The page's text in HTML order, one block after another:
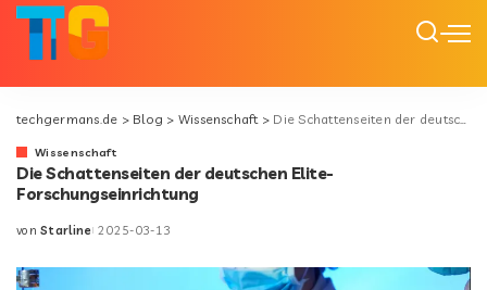
techgermans.de > Blog > Wissenschaft> Die Schattenseiten der deutschen Elite-Forschungseinrichtung
Wissenschaft
Die Schattenseiten der deutschen Elite-
Forschungseinrichtung
Posted
von Starline 2025-03-13